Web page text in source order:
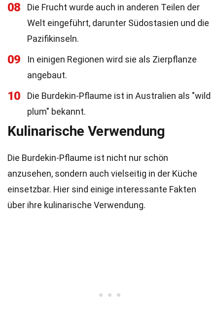
08
Die Frucht wurde auch in anderen Teilen der
Welt eingeführt, darunter Südostasien und die
Pazifikinseln.
09
In einigen Regionen wird sie als Zierpflanze
angebaut.
10
Die Burdekin-Pflaume ist in Australien als "wild
plum" bekannt.
Kulinarische Verwendung
Die Burdekin-Pflaume ist nicht nur schön
anzusehen, sondern auch vielseitig in der Küche
einsetzbar. Hier sind einige interessante Fakten
über ihre kulinarische Verwendung.